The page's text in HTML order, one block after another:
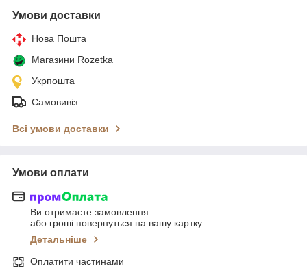
Умови доставки
Нова Пошта
Магазини Rozetka
Укрпошта
Самовивіз
Всі умови доставки
Умови оплати
Ви отримаєте замовлення
або гроші повернуться на вашу картку
Детальніше
Оплатити частинами